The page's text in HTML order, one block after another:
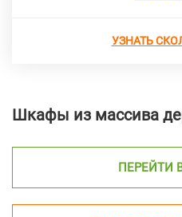
УЗНАТЬ
Шкафы из массива
ПЕРЕЙТИ